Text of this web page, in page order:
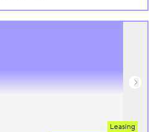
Leasing